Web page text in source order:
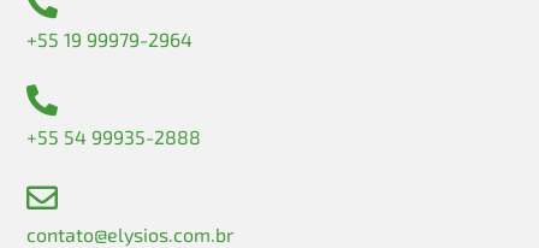
+55 19 99979-2964
+55 54 99935-2888
contato@elysios.com.br